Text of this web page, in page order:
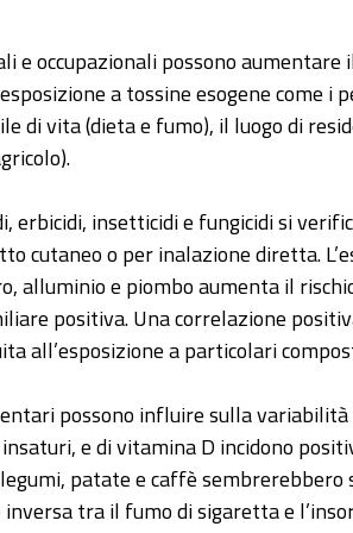
e occupazionali possono
a tossine esogene come
di vita (dieta e fumo), il luogo di
erbicidi, insetticidi e fungicidi si
cutaneo o per inalazione diretta.
alluminio e piombo aumenta il
positiva. Una correlazione
all’esposizione a particolari
possono influire sulla
e di vitamina D incidono
patate e caffè
inversa tra il fumo di sigaretta e